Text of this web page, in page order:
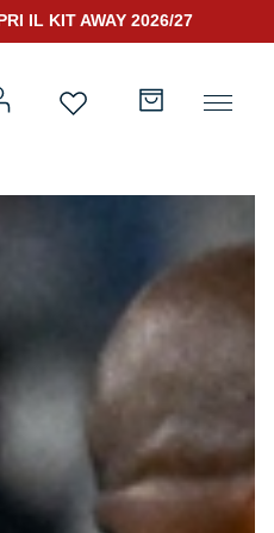
IL KIT AWAY 2026/27